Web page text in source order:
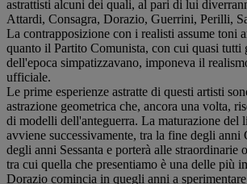
astrattisti alcuni dei quali, al pari di lui
Attardi, Consagra, Dorazio, Guerrini, Perilli,
La contrapposizione con i realisti assume toni
quanto il Partito Comunista, con cui quasi tutti
dell'epoca simpatizzavano, imponeva il
ufficiale.
Le prime esperienze astratte di questi artisti
astrazione geometrica che, ancora una volta,
di modelli dell'anteguerra. La maturazione del
avviene successivamente, tra la fine degli
degli anni Sessanta e porterà alle straordinarie
tra cui quella che presentiamo è una delle più
Dorazio comincia in quegli anni a